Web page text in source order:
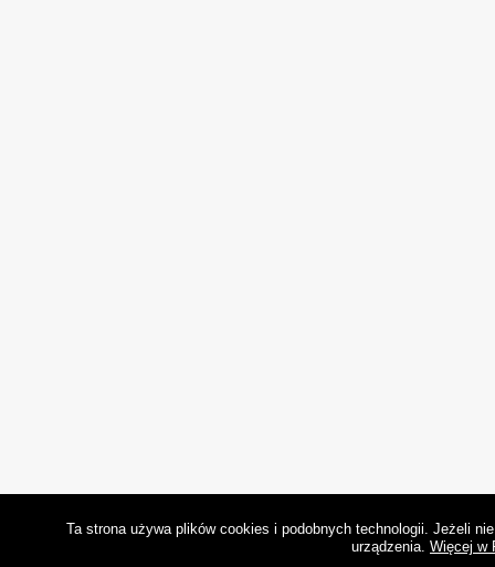
Ta strona używa plików cookies i podobnych technologii. Jeżeli
urządzenia. Więcej w